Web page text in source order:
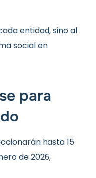
entidad, sino al
social en
para
hasta 15
de 2026,